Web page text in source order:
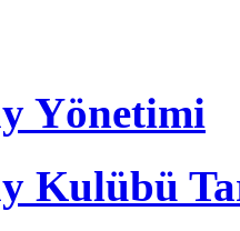
Yönetimi
Kulübü